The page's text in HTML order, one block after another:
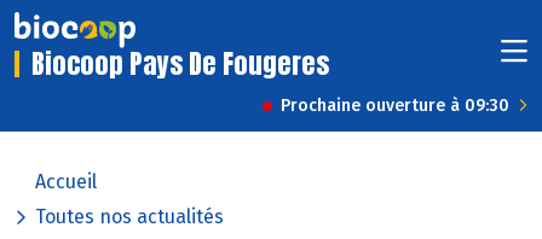
Biocoop Pays De Fougeres
Prochaine ouverture à 09:30
Accueil
Toutes nos actualités